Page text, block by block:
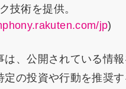
技術を提供。
jp)
は、公開されている情
定の投資や行動を推奨